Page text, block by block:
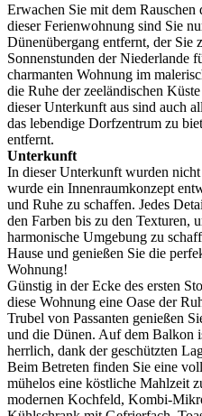
Erwachen Sie mit dem
dieser Ferienwohnung sind Sie
Dünenübergang entfernt, der Sie
Sonnenstunden der Niederlande
charmanten Wohnung im
die Ruhe der zeeländischen
dieser Unterkunft aus sind auch
das lebendige Dorfzentrum zu
entfernt.
Unterkunft
In dieser Unterkunft wurden
wurde ein Innenraumkonzept
und Ruhe zu schaffen. Jedes
den Farben bis zu den Texturen,
harmonische Umgebung zu
Hause und genießen Sie die
Wohnung!
Günstig in der Ecke des ersten
diese Wohnung eine Oase der
Trubel von Passanten genießen
und die Dünen. Auf dem Balkon
herrlich, dank der geschützten
Beim Betreten finden Sie eine
mühelos eine köstliche Mahlzeit
modernen Kochfeld, Kombi-